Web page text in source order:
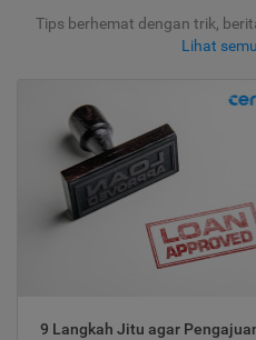
Tips berhemat dengan trik,
Lihat
9 Langkah Jitu agar